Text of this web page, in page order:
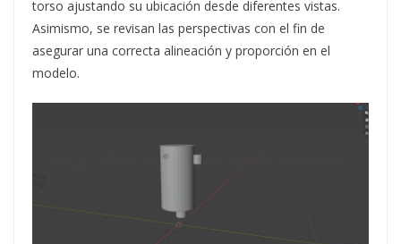
torso ajustando su ubicación desde diferentes vistas.
Asimismo, se revisan las perspectivas con el fin de
asegurar una correcta alineación y proporción en el
modelo.